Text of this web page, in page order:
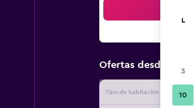
Ofertas desde
Tipo de habitación
L
3
10